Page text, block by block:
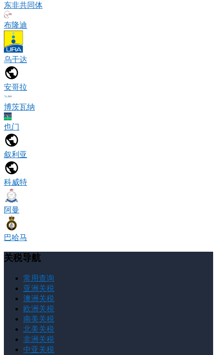
东非共同体
布隆迪
乌干达
安哥拉
博茨瓦纳
也门
叙利亚
科威特
阿曼
巴哈马
关税导航
常用查询
亚洲关税
澳洲关税
欧洲关税
南美关税
北美关税
非洲关税
中亚关税